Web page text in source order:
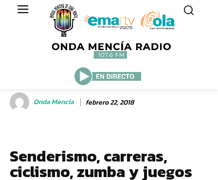
Onda Mencía febrero 22, 2018
Senderismo, carreras,
ciclismo, zumba y juegos